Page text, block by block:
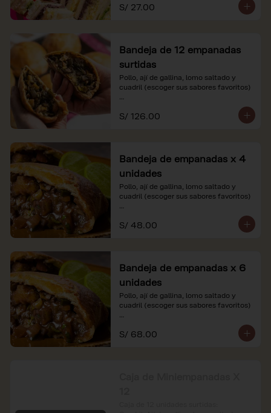
referenciales.
S/ 27.00
Bandeja de 12 empanadas
surtidas
Pollo, ají de gallina, lomo saltado y
cuadril (escoger sus sabores favoritos)
*Nuestros precios están expresados en
soles e incluyen impuestos de ley y
S/ 126.00
Bandeja de empanadas x 4
unidades
Pollo, ají de gallina, lomo saltado y
cuadril (escoger sus sabores favoritos)
*Nuestros precios están expresados en
soles e incluyen impuestos de ley y
S/ 48.00
Bandeja de empanadas x 6
unidades
Pollo, ají de gallina, lomo saltado y
cuadril (escoger sus sabores favoritos)
*Nuestros precios están expresados en
soles e incluyen impuestos de ley y
S/ 68.00